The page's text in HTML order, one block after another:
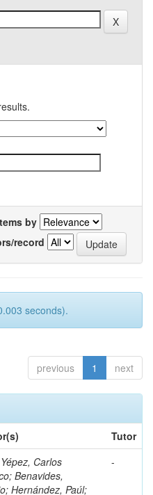
by
record
seconds).
previous 1 next
Tutor
Carlos
Benavides,
Hernández, Paúl;
-